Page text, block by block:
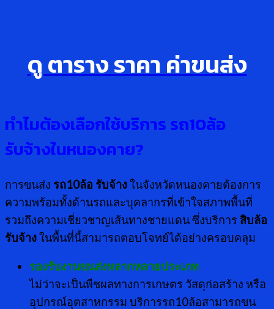
ดู ตาราง ราคา ค่าขนส่ง
ทำไมต้องเลือกใช้บริการ รถ10ล้อ
รับจ้างในหนองคาย?
การขนส่ง รถ10ล้อ รับจ้างในจังหวัดหนองคายต้องการ
ความพร้อมทั้งด้านรถและบุคลากรที่เข้าใจสภาพพื้นที่
รวมถึงความเชี่ยวชาญเส้นทางชายแดน ซึ่งบริการ สิบล้อ
รับจ้างในพื้นที่นี้สามารถตอบโจทย์ได้อย่างครอบคลุม
รองรับงานขนส่งหลากหลายประเภท
ไม่ว่าจะเป็นพืชผลทางการเกษตร วัสดุก่อสร้าง หรือ
อุปกรณ์อุตสาหกรรม บริการรถ10ล้อสามารถขน